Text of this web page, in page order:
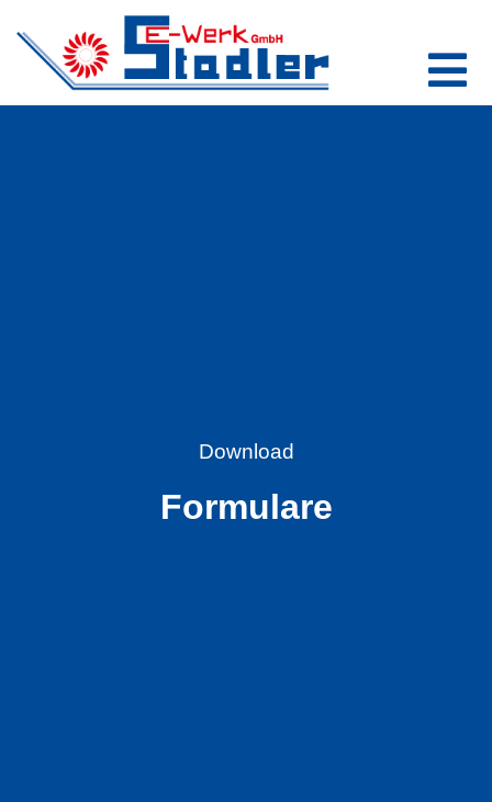
Download
Formulare